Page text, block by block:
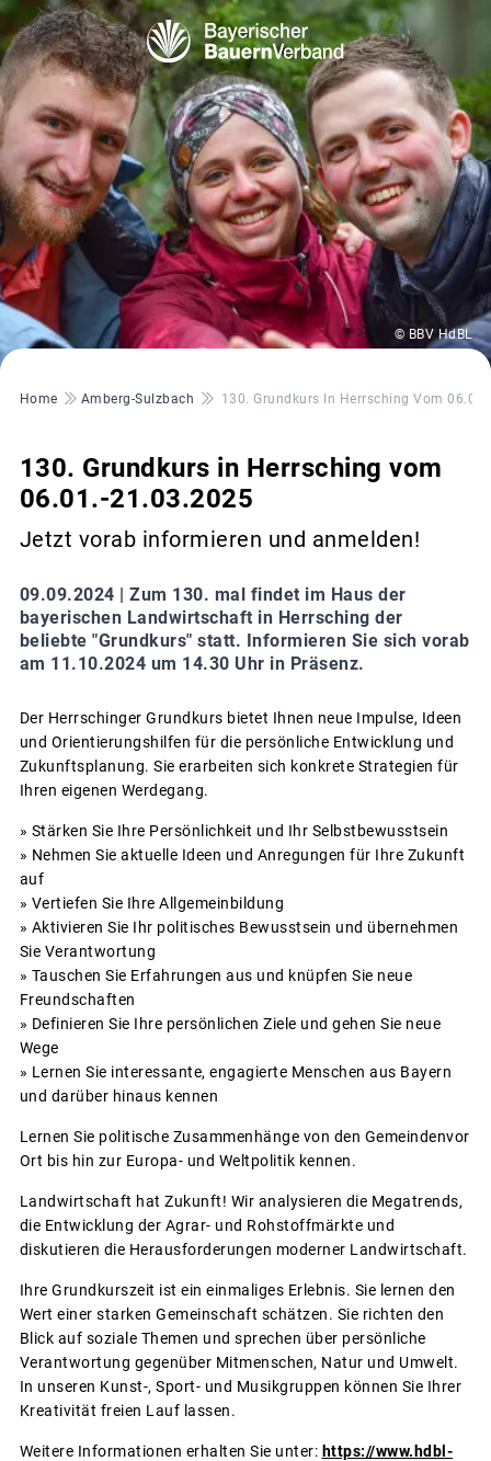
© BBV HdBL
Pfadnavigation
Home Amberg-Sulzbach 130. Grundkurs In Herrsching Vom
130. Grundkurs in Herrsching vom
06.01.-21.03.2025
Jetzt vorab informieren und anmelden!
09.09.2024 | Zum 130. mal findet im Haus der
bayerischen Landwirtschaft in Herrsching der
beliebte "Grundkurs" statt. Informieren Sie sich vorab
am 11.10.2024 um 14.30 Uhr in Präsenz.
Der Herrschinger Grundkurs bietet Ihnen neue Impulse, Ideen
und Orientierungshilfen für die persönliche Entwicklung und
Zukunftsplanung. Sie erarbeiten sich konkrete Strategien für
Ihren eigenen Werdegang.
» Stärken Sie Ihre Persönlichkeit und Ihr Selbstbewusstsein
» Nehmen Sie aktuelle Ideen und Anregungen für Ihre Zukunft
auf
» Vertiefen Sie Ihre Allgemeinbildung
» Aktivieren Sie Ihr politisches Bewusstsein und übernehmen
Sie Verantwortung
» Tauschen Sie Erfahrungen aus und knüpfen Sie neue
Freundschaften
» Definieren Sie Ihre persönlichen Ziele und gehen Sie neue
Wege
» Lernen Sie interessante, engagierte Menschen aus Bayern
und darüber hinaus kennen
Lernen Sie politische Zusammenhänge von den Gemeindenvor
Ort bis hin zur Europa- und Weltpolitik kennen.
Landwirtschaft hat Zukunft! Wir analysieren die Megatrends,
die Entwicklung der Agrar- und Rohstoffmärkte und
diskutieren die Herausforderungen moderner Landwirtschaft.
Ihre Grundkurszeit ist ein einmaliges Erlebnis. Sie lernen den
Wert einer starken Gemeinschaft schätzen. Sie richten den
Blick auf soziale Themen und sprechen über persönliche
Verantwortung gegenüber Mitmenschen, Natur und Umwelt.
In unseren Kunst-, Sport- und Musikgruppen können Sie Ihrer
Kreativität freien Lauf lassen.
Weitere Informationen erhalten Sie unter: https://www.hdbl-